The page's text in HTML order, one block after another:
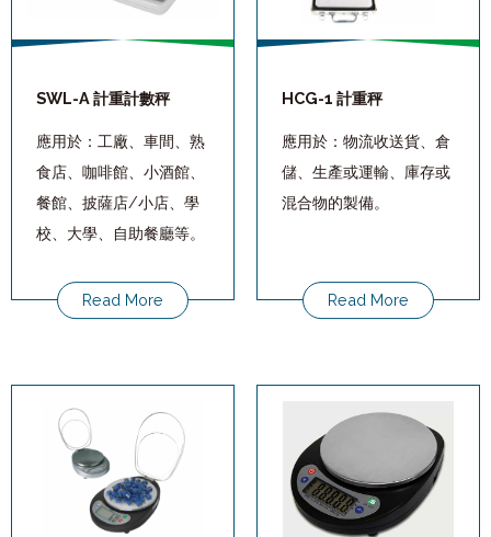
SWL-A 計重計數秤
應用於：工廠、車間、熟
食店、咖啡館、小酒館、
餐館、披薩店/小店、學
校、大學、自助餐廳等。
Read More
HCG-1 計重秤
應用於：物流收送貨、倉
儲、生產或運輸、庫存或
混合物的製備。
Read More